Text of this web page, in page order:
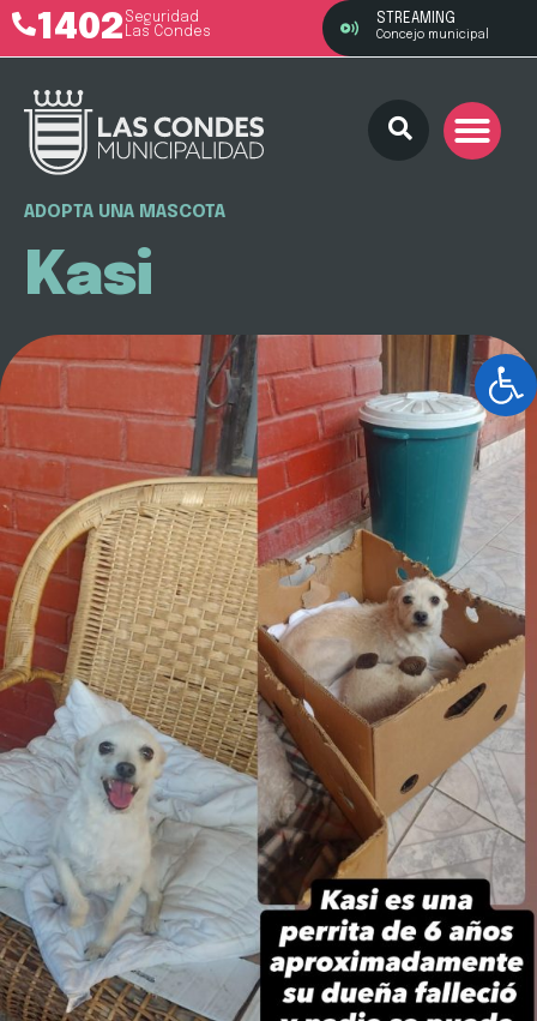
1402 Seguridad
Las Condes
STREAMING
Concejo municipal
ADOPTA UNA MASCOTA
Kasi